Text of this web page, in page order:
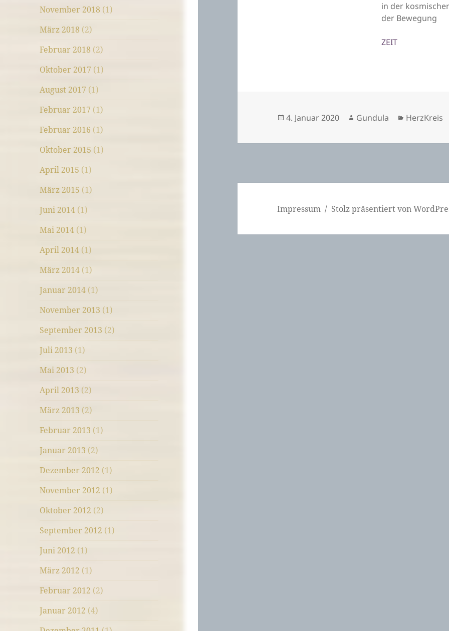
November 2018 (1)
März 2018 (2)
Februar 2018 (2)
Oktober 2017 (1)
August 2017 (1)
Februar 2017 (1)
Februar 2016 (1)
Oktober 2015 (1)
April 2015 (1)
März 2015 (1)
Juni 2014 (1)
Mai 2014 (1)
April 2014 (1)
März 2014 (1)
Januar 2014 (1)
November 2013 (1)
September 2013 (2)
Juli 2013 (1)
Mai 2013 (2)
April 2013 (2)
März 2013 (2)
Februar 2013 (1)
Januar 2013 (2)
Dezember 2012 (1)
November 2012 (1)
Oktober 2012 (2)
September 2012 (1)
Juni 2012 (1)
März 2012 (1)
Februar 2012 (2)
Januar 2012 (4)
in der
der Bewegung
ZEIT
Veröffentlicht
4. Januar 2020 Autor
Gundula Kategorien
HerzKreis
Impressum Stolz präsentiert von